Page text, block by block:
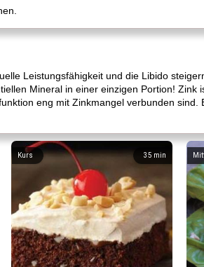
Leistungsfähigkeit und die Libido
Mineral in einer einzigen Portion! Zink
eng mit Zinkmangel verbunden sind.
35 min
Kurs